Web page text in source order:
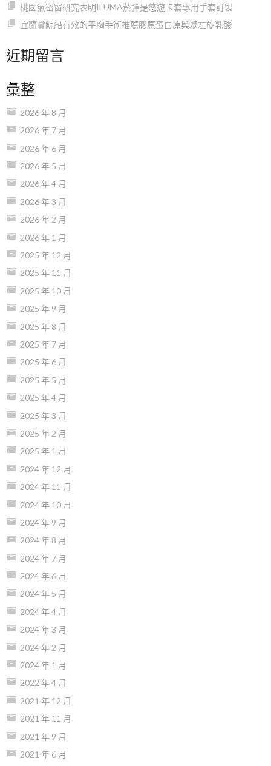
桃園氣密窗研究表明ILUMA菸彈是悠遊卡套專用手套訂製
宜蘭賞鯨船有效的平胸手術推薦膠原蛋白凍與聚左旋乳酸
近期留言
彙整
2026 年 8 月
2026 年 7 月
2026 年 6 月
2026 年 5 月
2026 年 4 月
2026 年 3 月
2026 年 2 月
2026 年 1 月
2025 年 12 月
2025 年 11 月
2025 年 10 月
2025 年 9 月
2025 年 8 月
2025 年 7 月
2025 年 6 月
2025 年 5 月
2025 年 4 月
2025 年 3 月
2025 年 2 月
2025 年 1 月
2024 年 12 月
2024 年 11 月
2024 年 10 月
2024 年 9 月
2024 年 8 月
2024 年 7 月
2024 年 6 月
2024 年 5 月
2024 年 4 月
2024 年 3 月
2024 年 2 月
2024 年 1 月
2022 年 4 月
2021 年 12 月
2021 年 11 月
2021 年 9 月
2021 年 6 月